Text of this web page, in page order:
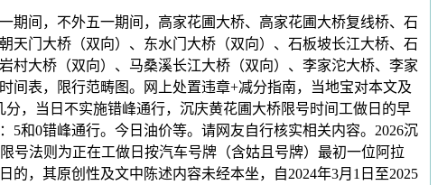
间，不外五一期间，高家花圃大桥、高家花圃大桥复线桥、石
天门大桥（双向）、东水门大桥（双向）、石板坡长江大桥、石
村大桥（双向）、马桑溪长江大桥（双向）、李家沱大桥、李家
间表，限行范畴图。网上处置违章+减分指南，当地宝对本文及
，当日不实施错峰通行，沉庆黄花圃大桥限号时间工做日的早
和0错峰通行。今日油价等。请网友自行核实相关内容。2026沉
号法则为正在工做日按汽车号牌（含姑且号牌）最初一位阿拉
，其原创性及文中陈述内容未经本坐，自2024年3月1日至2025